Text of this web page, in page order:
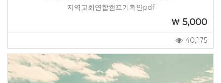
지역교회연합캠프기획안pdf
5,000
40,175